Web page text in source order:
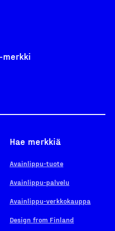
merkki
Hae merkkiä
Avainlippu-tuote
Avainlippu-palvelu
Avainlippu-verkkokauppa
Design from Finland